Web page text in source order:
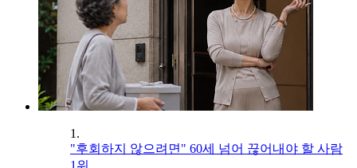
1.
"후회하지 않으려면" 60세 넘어 끊어내야 할 사람